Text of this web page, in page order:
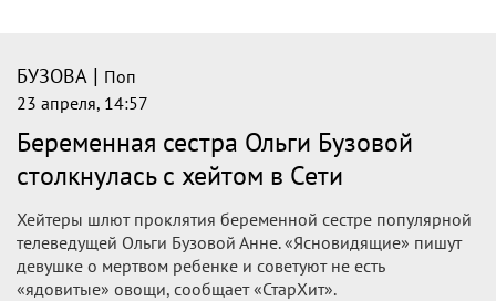
БУЗОВА | Поп
23 апреля, 14:57
Беременная сестра Ольги Бузовой
столкнулась с хейтом в Сети
Хейтеры шлют проклятия беременной сестре популярной
телеведущей Ольги Бузовой Анне. «Ясновидящие» пишут
девушке о мертвом ребенке и советуют не есть
«ядовитые» овощи, сообщает «СтарХит».